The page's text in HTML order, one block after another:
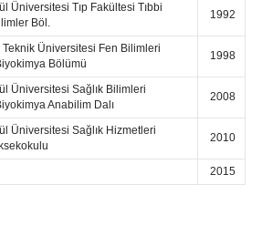
Üniversitesi Tıp Fakültesi Tıbbi
Böl.
1992
Üniversitesi Fen Bilimleri
Bölümü
1998
Üniversitesi Sağlık Bilimleri
Anabilim Dalı
2008
Üniversitesi Sağlık Hizmetleri
2010
2015